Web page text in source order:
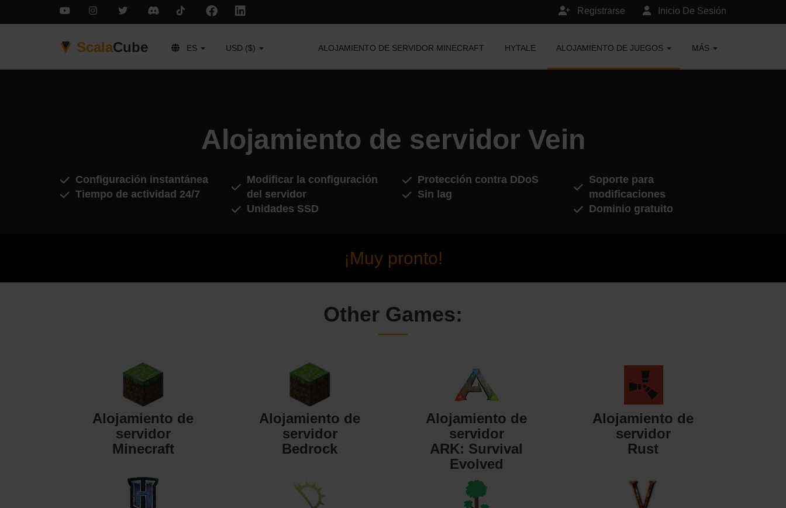
Inicio De Sesión
Registrarse
ScalaCube ES USD ($) ALOJAMIENTO DE SERVIDOR MINECRAFT HYTALE ALOJAMIENTO DE JUEGOS MÁS
Alojamiento de servidor Vein
Configuración instantánea
Tiempo de actividad 24/7
Modificar la configuración
del servidor
Unidades SSD
Protección contra DDoS
Sin lag
Soporte para
modificaciones
Dominio gratuito
¡Muy pronto!
Other Games:
Alojamiento de
servidor
Minecraft
Alojamiento de
servidor
Bedrock
Alojamiento de
servidor
ARK: Survival
Evolved
Alojamiento de
servidor
Rust